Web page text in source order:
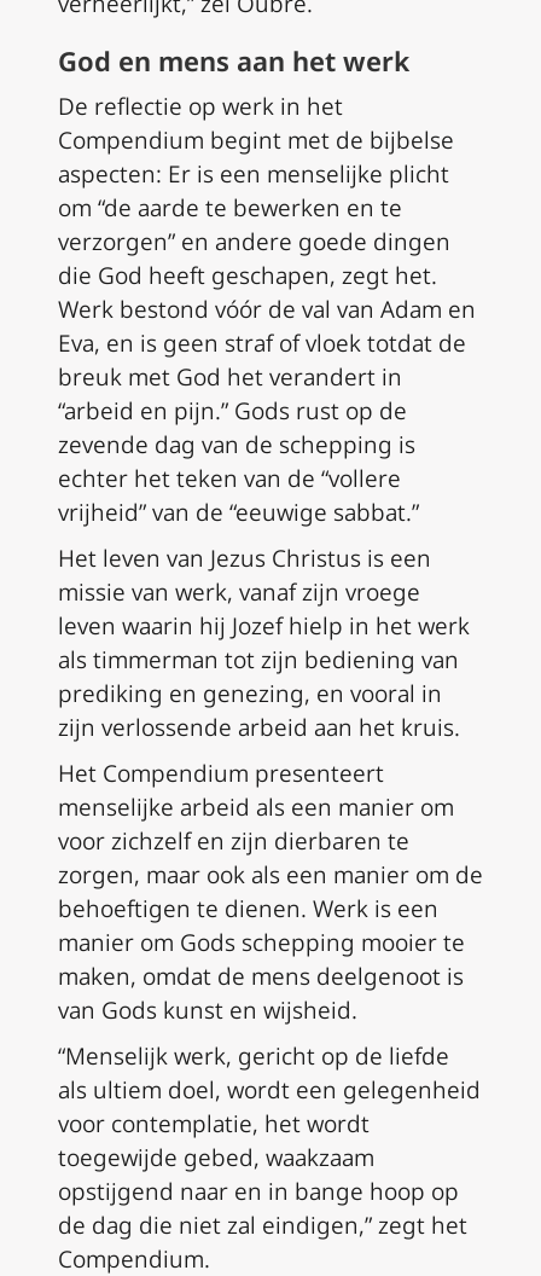
God en mens aan het werk
De reflectie op werk in het
Compendium begint met de bijbelse
aspecten: Er is een menselijke plicht
om “de aarde te bewerken en te
verzorgen” en andere goede dingen
die God heeft geschapen, zegt het.
Werk bestond vóór de val van Adam en
Eva, en is geen straf of vloek totdat de
breuk met God het verandert in
“arbeid en pijn.” Gods rust op de
zevende dag van de schepping is
echter het teken van de “vollere
vrijheid” van de “eeuwige sabbat.”
Het leven van Jezus Christus is een
missie van werk, vanaf zijn vroege
leven waarin hij Jozef hielp in het werk
als timmerman tot zijn bediening van
prediking en genezing, en vooral in
zijn verlossende arbeid aan het kruis.
Het Compendium presenteert
menselijke arbeid als een manier om
voor zichzelf en zijn dierbaren te
zorgen, maar ook als een manier om de
behoeftigen te dienen. Werk is een
manier om Gods schepping mooier te
maken, omdat de mens deelgenoot is
van Gods kunst en wijsheid.
“Menselijk werk, gericht op de liefde
als ultiem doel, wordt een gelegenheid
voor contemplatie, het wordt
toegewijde gebed, waakzaam
opstijgend naar en in bange hoop op
de dag die niet zal eindigen,” zegt het
Compendium.